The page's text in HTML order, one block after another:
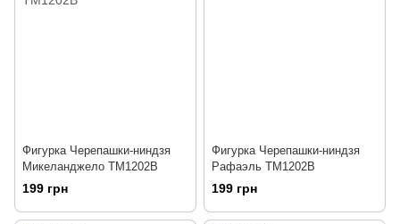
Фигурка Черепашки-ниндзя
Микеланджело TM1202B
199 грн
Фигурка Черепашки-ниндзя
Рафаэль TM1202B
199 грн